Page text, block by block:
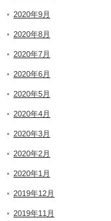
2020年9月
2020年8月
2020年7月
2020年6月
2020年5月
2020年4月
2020年3月
2020年2月
2020年1月
2019年12月
2019年11月